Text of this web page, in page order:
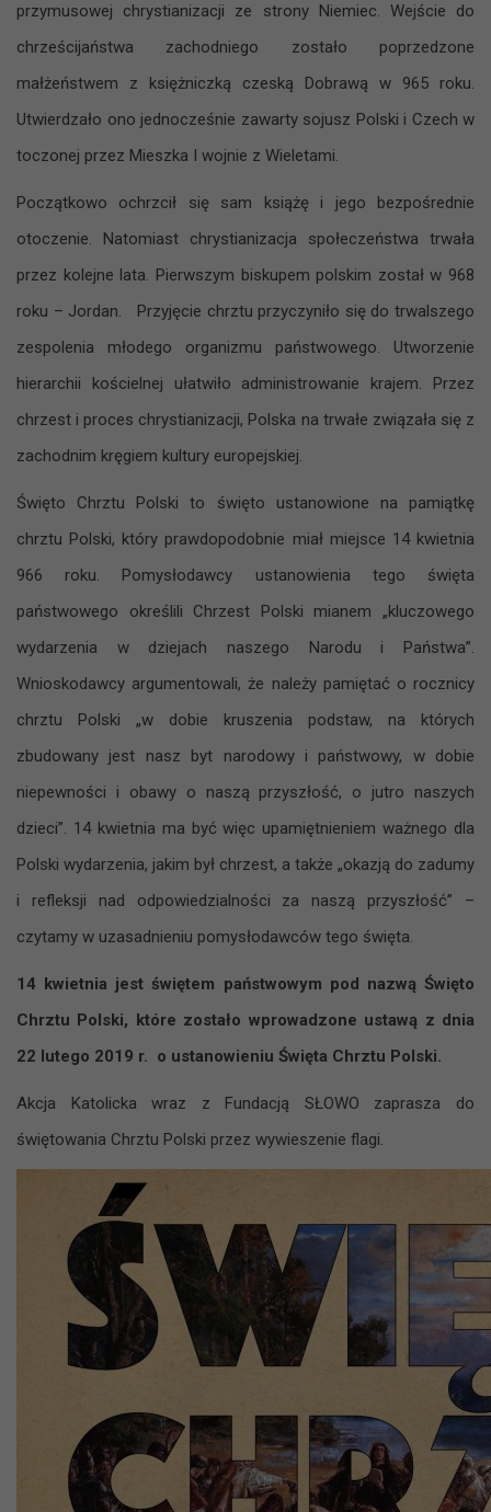
przymusowej chrystianizacji ze strony Niemiec. Wejście do
chrześcijaństwa zachodniego zostało poprzedzone
małżeństwem z księżniczką czeską Dobrawą w 965 roku.
Utwierdzało ono jednocześnie zawarty sojusz Polski i Czech w
toczonej przez Mieszka I wojnie z Wieletami.
Początkowo ochrzcił się sam książę i jego bezpośrednie
otoczenie. Natomiast chrystianizacja społeczeństwa trwała
przez kolejne lata. Pierwszym biskupem polskim został w 968
roku – Jordan. Przyjęcie chrztu przyczyniło się do trwalszego
zespolenia młodego organizmu państwowego. Utworzenie
hierarchii kościelnej ułatwiło administrowanie krajem. Przez
chrzest i proces chrystianizacji, Polska na trwałe związała się z
zachodnim kręgiem kultury europejskiej.
Święto Chrztu Polski to święto ustanowione na pamiątkę
chrztu Polski, który prawdopodobnie miał miejsce 14 kwietnia
966 roku. Pomysłodawcy ustanowienia tego święta
państwowego określili Chrzest Polski mianem „kluczowego
wydarzenia w dziejach naszego Narodu i Państwa”.
Wnioskodawcy argumentowali, że należy pamiętać o rocznicy
chrztu Polski „w dobie kruszenia podstaw, na których
zbudowany jest nasz byt narodowy i państwowy, w dobie
niepewności i obawy o naszą przyszłość, o jutro naszych
dzieci”. 14 kwietnia ma być więc upamiętnieniem ważnego dla
Polski wydarzenia, jakim był chrzest, a także „okazją do zadumy
i refleksji nad odpowiedzialności za naszą przyszłość” –
czytamy w uzasadnieniu pomysłodawców tego święta.
14 kwietnia jest świętem państwowym pod nazwą Święto
Chrztu Polski, które zostało wprowadzone ustawą z dnia
22 lutego 2019 r. o ustanowieniu Święta Chrztu Polski.
Akcja Katolicka wraz z Fundacją SŁOWO zaprasza do
świętowania Chrztu Polski przez wywieszenie flagi.